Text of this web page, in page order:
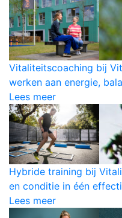
Vitaliteitscoaching bij
werken aan energie,
Lees meer
Hybride training bij
en conditie in één
Lees meer